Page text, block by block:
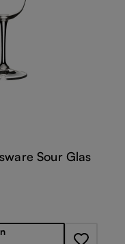
Sour Glas